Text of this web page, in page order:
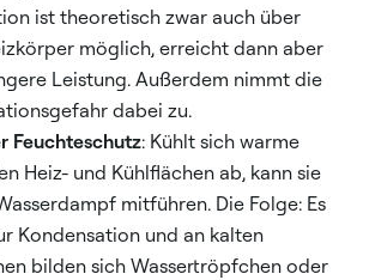
ist theoretisch zwar auch über
möglich, erreicht dann aber
Leistung. Außerdem nimmt die
dabei zu.
Feuchteschutz: Kühlt sich warme
Heiz- und Kühlflächen ab, kann sie
mitführen. Die Folge: Es
Kondensation und an kalten
bilden sich Wassertröpfchen oder